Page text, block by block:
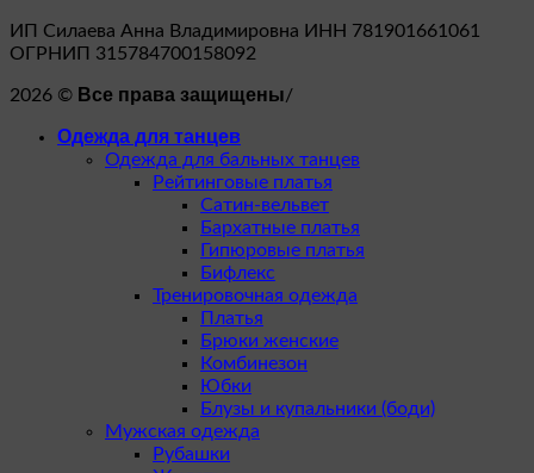
ИП Силаева Анна Владимировна ИНН 781901661061
ОГРНИП 315784700158092
2026 © Все права защищены/
Одежда для танцев
Одежда для бальных танцев
Рейтинговые платья
Сатин-вельвет
Бархатные платья
Гипюровые платья
Бифлекс
Тренировочная одежда
Платья
Брюки женские
Комбинезон
Юбки
Блузы и купальники (боди)
Мужская одежда
Рубашки